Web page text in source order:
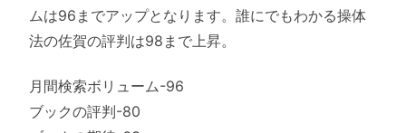
ムは96までアップとなります。誰にでもわかる操体
法の佐賀の評判は98まで上昇。
月間検索ボリューム-96
ブックの評判-80